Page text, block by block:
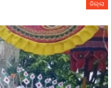
ଜିଲ୍ଲା